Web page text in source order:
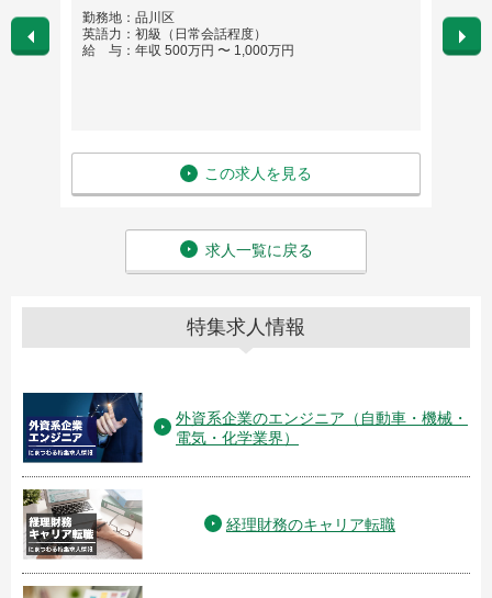
勤務地：品川区
英語力：初級（日常会話程度）
給 与：年収 500万円 〜 1,000万円
この求人を見る
勤務
英語
給
求人一覧に戻る
特集求人情報
外資系企業のエンジニア（自動車・機械・
電気・化学業界）
経理財務のキャリア転職